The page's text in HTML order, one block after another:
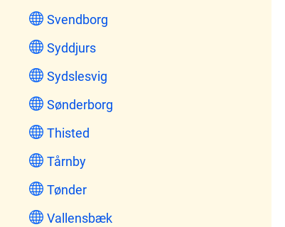
Svendborg
Syddjurs
Sydslesvig
Sønderborg
Thisted
Tårnby
Tønder
Vallensbæk